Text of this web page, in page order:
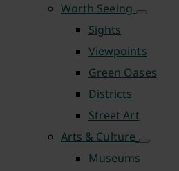
Worth Seeing
Sights
Viewpoints
Green Oases
Districts
Street Art
Arts & Culture
Museums